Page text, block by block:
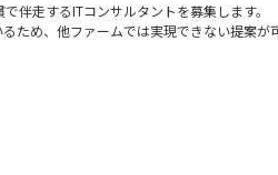
伴走するITコンサルタントを募集します。
め、他ファームでは実現できない提案
するポジションです。
ます。構想策定からPoC、開発、運用・